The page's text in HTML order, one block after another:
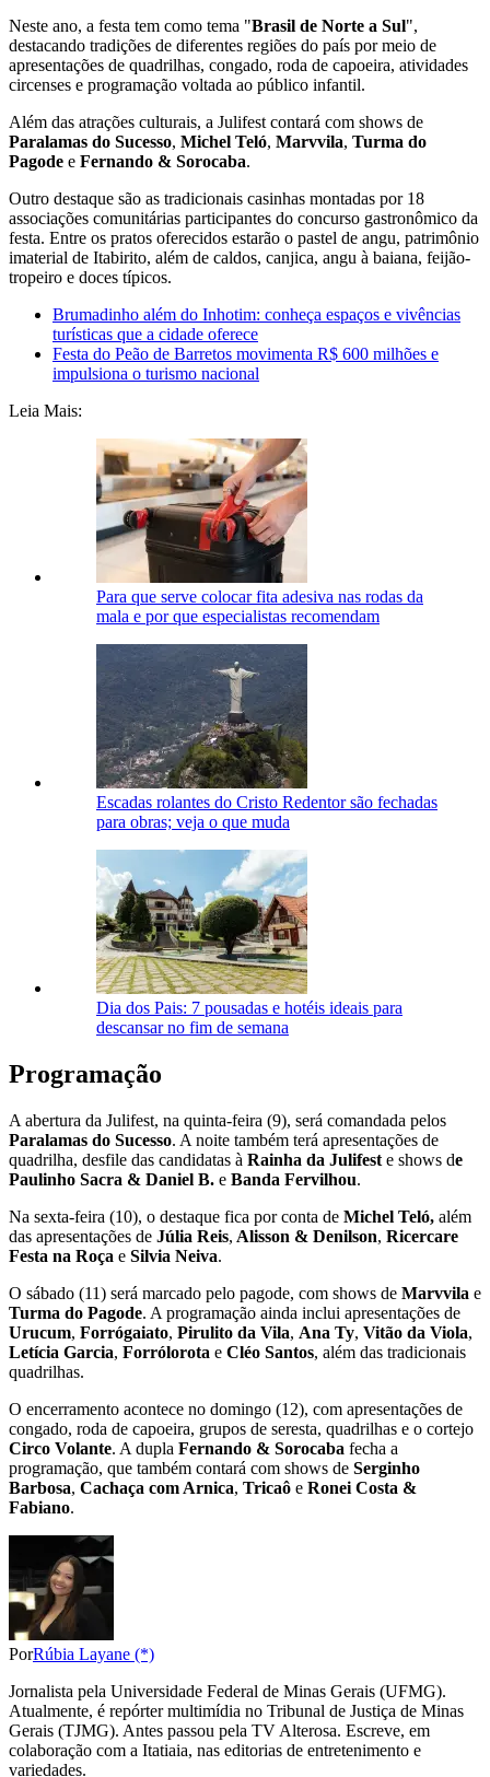
Neste ano, a festa tem como tema "Brasil de Norte a Sul",
destacando tradições de diferentes regiões do país por meio de
apresentações de quadrilhas, congado, roda de capoeira, atividades
circenses e programação voltada ao público infantil.
Além das atrações culturais, a Julifest contará com shows de
Paralamas do Sucesso, Michel Teló, Marvvila, Turma do
Pagode e Fernando & Sorocaba.
Outro destaque são as tradicionais casinhas montadas por 18
associações comunitárias participantes do concurso gastronômico da
festa. Entre os pratos oferecidos estarão o pastel de angu, patrimônio
imaterial de Itabirito, além de caldos, canjica, angu à baiana, feijão-
tropeiro e doces típicos.
Brumadinho além do Inhotim: conheça espaços e vivências
turísticas que a cidade oferece
Festa do Peão de Barretos movimenta R$ 600 milhões e
impulsiona o turismo nacional
Leia Mais:
Para que serve colocar fita adesiva nas rodas da
mala e por que especialistas recomendam
Escadas rolantes do Cristo Redentor são fechadas
para obras; veja o que muda
Dia dos Pais: 7 pousadas e hotéis ideais para
descansar no fim de semana
Programação
A abertura da Julifest, na quinta-feira (9), será comandada pelos
Paralamas do Sucesso. A noite também terá apresentações de
quadrilha, desfile das candidatas à Rainha da Julifest e shows de
Paulinho Sacra & Daniel B. e Banda Fervilhou.
Na sexta-feira (10), o destaque fica por conta de Michel Teló, além
das apresentações de Júlia Reis, Alisson & Denilson, Ricercare
Festa na Roça e Silvia Neiva.
O sábado (11) será marcado pelo pagode, com shows de Marvvila e
Turma do Pagode. A programação ainda inclui apresentações de
Urucum, Forrógaiato, Pirulito da Vila, Ana Ty, Vitão da Viola,
Letícia Garcia, Forrólorota e Cléo Santos, além das tradicionais
quadrilhas.
O encerramento acontece no domingo (12), com apresentações de
congado, roda de capoeira, grupos de seresta, quadrilhas e o cortejo
Circo Volante. A dupla Fernando & Sorocaba fecha a
programação, que também contará com shows de Serginho
Barbosa, Cachaça com Arnica, Tricaô e Ronei Costa &
Fabiano.
PorRúbia Layane (*)
Jornalista pela Universidade Federal de Minas Gerais (UFMG).
Atualmente, é repórter multimídia no Tribunal de Justiça de Minas
Gerais (TJMG). Antes passou pela TV Alterosa. Escreve, em
colaboração com a Itatiaia, nas editorias de entretenimento e
variedades.